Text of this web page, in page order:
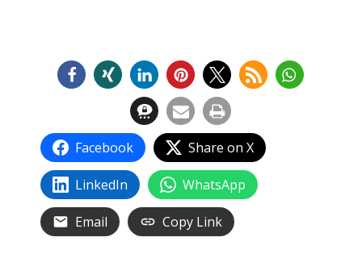
Facebook Share on X
LinkedIn WhatsApp
Email Copy Link